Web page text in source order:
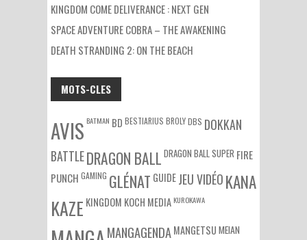
KINGDOM COME DELIVERANCE : NEXT GEN
SPACE ADVENTURE COBRA – THE AWAKENING
DEATH STRANDING 2: ON THE BEACH
MOTS-CLES
AVIS BATMAN BD BESTIARIUS BROLYDBS DOKKAN
BATTLEDRAGON BALL DRAGON BALL SUPER FIRE
PUNCH GAMING GLÉNAT GUIDEJEU VIDÉOKANA
KAZE KINGDOM KOCH MEDIA KUROKAWA
MANGAGENDAMANGETSUMEIAN